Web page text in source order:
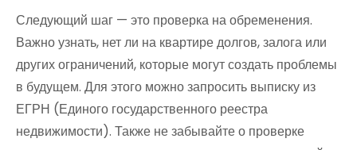
Следующий шаг — это проверка на обременения.
Важно узнать, нет ли на квартире долгов, залога или
других ограничений, которые могут создать проблемы
в будущем. Для этого можно запросить выписку из
ЕГРН (Единого государственного реестра
недвижимости). Также не забывайте о проверке